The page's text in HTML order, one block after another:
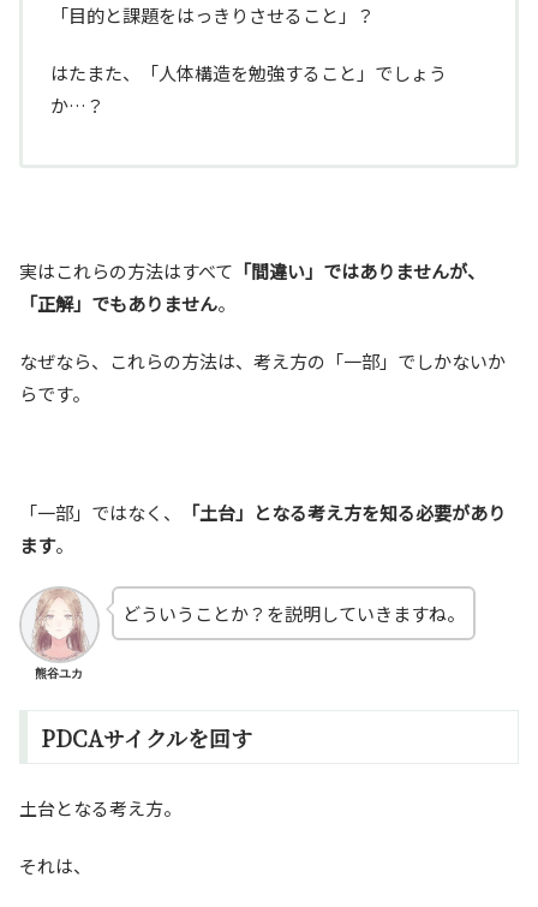
「目的と課題をはっきりさせること」？
はたまた、「人体構造を勉強すること」でしょう
か…？
実はこれらの方法はすべて 「間違い」ではありませんが、
「正解」でもありません。
なぜなら、これらの方法は、考え方の「一部」でしかないか
らです。
「一部」ではなく、
「土台」となる考え方を知る必要があり
ます。
熊谷ユカ
どういうことか？を説明していきますね。
PDCAサイクルを回す
土台となる考え方。
それは、